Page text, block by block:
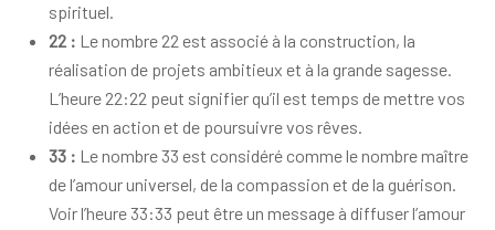
spirituel.
22 : Le nombre 22 est associé à la construction, la
réalisation de projets ambitieux et à la grande sagesse.
L’heure 22:22 peut signifier qu’il est temps de mettre vos
idées en action et de poursuivre vos rêves.
33 : Le nombre 33 est considéré comme le nombre maître
de l’amour universel, de la compassion et de la guérison.
Voir l’heure 33:33 peut être un message à diffuser l’amour